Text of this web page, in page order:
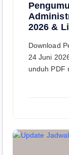
2026 &
Download
24 Juni
unduh PDF